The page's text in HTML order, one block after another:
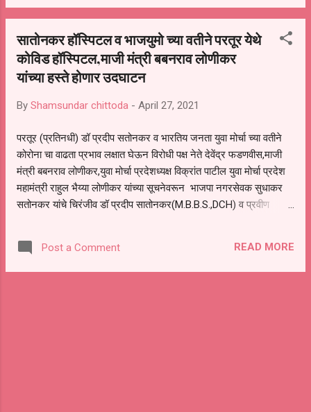
शत्रुघन कणसे नगरसेवक प्रकाशराव चव्हाण, नगरसेवक
सरचिटणीस रवी सोळंके राजेंद्र मुंदडा माऊली सोळंके,
श्याम सुंदर चितोडा, प्रशांत बोनगे ,किशोर कद्रे यांच्यासह
संचालक प्रवीण सातोनकर यांची उपस्थिती होती यावेळी
ची भयावह स्थिती असून अशा स्थितीमध्ये शहरातील सर्वच
उपचाराअभावी प्राण गमवावे लागत आहेत मात्र ग्रामीण
भागातील रुग्णांच्या समस्या लक्षात घेऊन सातोनकर
हॉस्पिटल व युवा मोर्चाने पुढाकार घेत परतूर येथे कोविड
सेंटर सुरू केल्याने ब...
सातोनकर हॉस्पिटल व भाजयुमो च्या वतीने परतूर येथे
कोविड हॉस्पिटल,माजी मंत्री बबनराव लोणीकर
यांच्या हस्ते होणार उदघाटन
By Shamsundar chittoda - April 27, 2021
परतूर (प्रतिनधी) डॉ प्रदीप सतोनकर व भारतिय जनता युवा मोर्चा च्या वतीने
कोरोना चा वाढता प्रभाव लक्षात घेऊन विरोधी पक्ष नेते देवेंद्र फडणवीस,माजी
मंत्री बबनराव लोणीकर,युवा मोर्चा प्रदेशध्यक्ष विक्रांत पाटील युवा मोर्चा प्रदेश
महामंत्री राहुल भैय्या लोणीकर यांच्या सूचनेवरून भाजपा नगरसेवक सुधाकर
सतोनकर यांचे चिरंजीव डॉ प्रदीप सातोनकर(M.B.B.S.,DCH) व प्रवीण
परतूर येथे 30 बेड असलेले कोविड हॉस्पिटल सुरू करण्यात येणार असल्याची
माहिती प्रवीण सातोनकर यांनी दिली आहे. सदरील संजीवनी कोविड सेन्टर चे
उद्घाटन माजी मंत्री बबनराव लोणीकर यांच्या हस्ते दिनांक 28 रोजी करण्यात
Post a Comment READ MORE